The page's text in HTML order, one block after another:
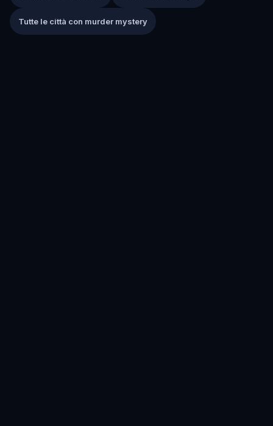
Tutte le città con murder mystery